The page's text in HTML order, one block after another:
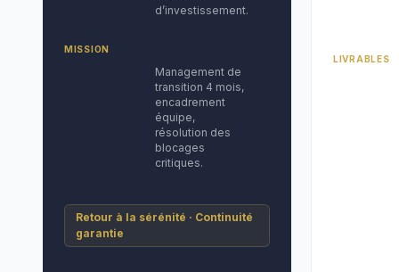
d’investissement.
MISSION
Management de
transition 4 mois,
encadrement
équipe,
résolution des
blocages
critiques.
Retour à la sérénité · Continuité
garantie
LIVRABLES